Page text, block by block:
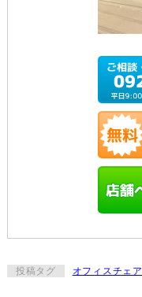
投稿タグ オフィスチェア